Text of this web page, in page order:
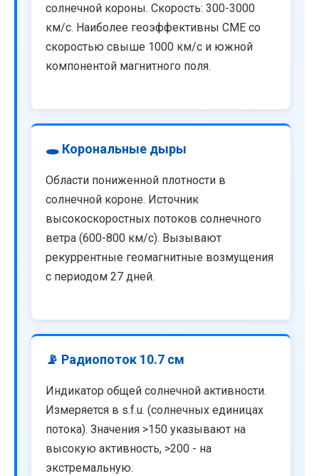
солнечной короны. Скорость: 300-3000
км/с. Наиболее геоэффективны CME со
скоростью свыше 1000 км/с и южной
компонентой магнитного поля.
🕳️ Корональные дыры
Области пониженной плотности в
солнечной короне. Источник
высокоскоростных потоков солнечного
ветра (600-800 км/с). Вызывают
рекуррентные геомагнитные возмущения
с периодом 27 дней.
📡 Радиопоток 10.7 см
Индикатор общей солнечной активности.
Измеряется в s.f.u. (солнечных единицах
потока). Значения >150 указывают на
высокую активность, >200 - на
экстремальную.